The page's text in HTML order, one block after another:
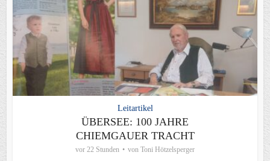
Leitartikel
ÜBERSEE: 100 JAHRE
CHIEMGAUER TRACHT
vor 22 Stunden von Toni Hötzelsperger